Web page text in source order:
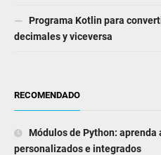
Programa Kotlin para
decimales y viceversa
RECOMENDADO
Módulos de Python:
personalizados e integrados